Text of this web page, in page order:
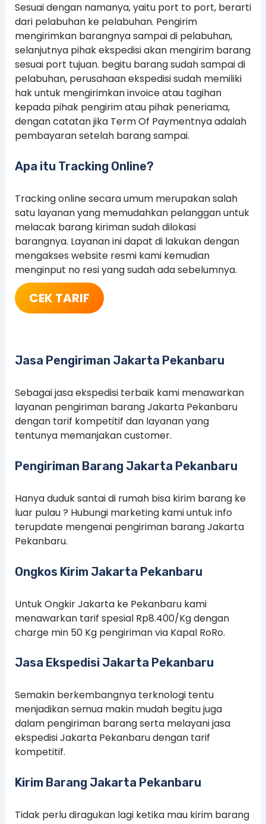
Sesuai dengan namanya, yaitu port to port, berarti
dari pelabuhan ke pelabuhan. Pengirim
mengirimkan barangnya sampai di pelabuhan,
selanjutnya pihak ekspedisi akan mengirim barang
sesuai port tujuan. begitu barang sudah sampai di
pelabuhan, perusahaan ekspedisi sudah memiliki
hak untuk mengirimkan invoice atau tagihan
kepada pihak pengirim atau pihak peneriama,
dengan catatan jika Term Of Paymentnya adalah
pembayaran setelah barang sampai.
Apa itu Tracking Online?
Tracking online secara umum merupakan salah
satu layanan yang memudahkan pelanggan untuk
melacak barang kiriman sudah dilokasi
barangnya. Layanan ini dapat di lakukan dengan
mengakses website resmi kami kemudian
menginput no resi yang sudah ada sebelumnya.
CEK TARIF
Jasa Pengiriman Jakarta Pekanbaru
Sebagai jasa ekspedisi terbaik kami menawarkan
layanan pengiriman barang Jakarta Pekanbaru
dengan tarif kompetitif dan layanan yang
tentunya memanjakan customer.
Pengiriman Barang Jakarta Pekanbaru
Hanya duduk santai di rumah bisa kirim barang ke
luar pulau ? Hubungi marketing kami untuk info
terupdate mengenai pengiriman barang Jakarta
Pekanbaru.
Ongkos Kirim Jakarta Pekanbaru
Untuk Ongkir Jakarta ke Pekanbaru kami
menawarkan tarif spesial Rp8.400/Kg dengan
charge min 50 Kg pengiriman via Kapal RoRo.
Jasa Ekspedisi Jakarta Pekanbaru
Semakin berkembangnya terknologi tentu
menjadikan semua makin mudah begitu juga
dalam pengiriman barang serta melayani jasa
ekspedisi Jakarta Pekanbaru dengan tarif
kompetitif.
Kirim Barang Jakarta Pekanbaru
Tidak perlu diragukan lagi ketika mau kirim barang